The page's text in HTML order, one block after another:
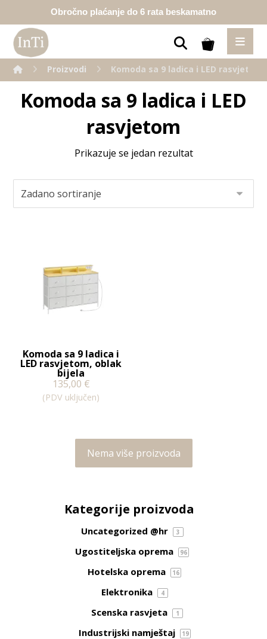
Obročno plaćanje do 6 rata beskamatno
Proizvodi Komoda sa 9 ladica i LED rasvjetom
Komoda sa 9 ladica i LED
rasvjetom
Prikazuje se jedan rezultat
Komoda sa 9 ladica i
LED rasvjetom, oblak
bijela
135,00 €
(PDV uključen)
Nema više proizvoda
Kategorije proizvoda
Uncategorized @hr 3
Ugostiteljska oprema 96
Hotelska oprema 16
Elektronika 4
Scenska rasvjeta 1
Industrijski namještaj 19